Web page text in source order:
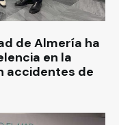
de Almería ha
en la
accidentes de